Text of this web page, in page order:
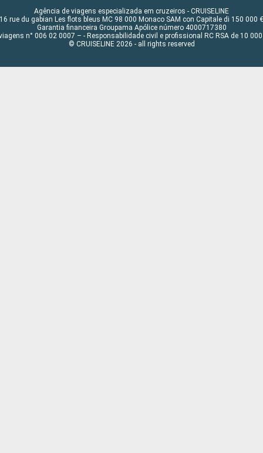
Agência de viagens especializada em cruzeiros - CRUISELINE
16 rue du gabian Les flots bleus MC 98 000 Monaco SAM con Capitale di 150 000 €
Garantia financeira Groupama Apólice número 4000717380
n° 006 02 0007 – - Responsabilidade civil e profissional RC RSA de 10 000
© CRUISELINE 2026 - all rights reserved